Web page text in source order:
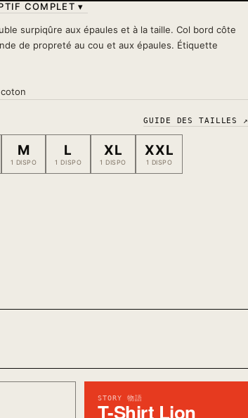
COMPLET ▾
surpiqûre aux épaules et à la taille. Col bord côte
de propreté au cou et aux épaules. Étiquette
GUIDE DES TAILLES ↗
M
1 DISPO
L
1 DISPO
XL
1 DISPO
XXL
1 DISPO
STORY 物語
T-Shirt Lion